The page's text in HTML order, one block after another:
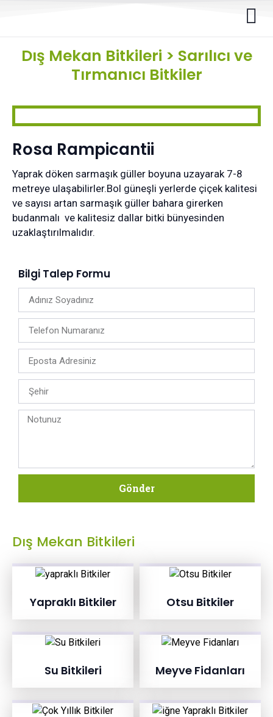
Dış Mekan Bitkileri > Sarılıcı ve
Tırmanıcı Bitkiler
Rosa Rampicantii
Yaprak döken sarmaşık güller boyuna uzayarak 7-8
metreye ulaşabilirler.Bol güneşli yerlerde çiçek kalitesi
ve sayısı artan sarmaşık güller bahara girerken
budanmalı ve kalitesiz dallar bitki bünyesinden
uzaklaştırılmalıdır.
Bilgi Talep Formu
Gönder
Dış Mekan Bitkileri
Yapraklı Bitkiler Otsu Bitkiler
Su Bitkileri Meyve Fidanları